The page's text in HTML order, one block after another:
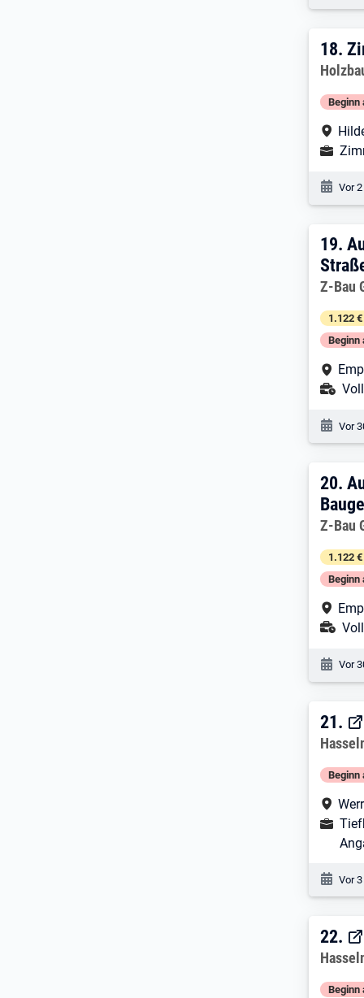
18.
18.
Beginn
Vor
19.
19.
Z-Bau
1.122
Beginn
Vor
20.
20.
Z-Bau
1.122
Beginn
Vor
21.
21.
Beginn
Vor
22.
22.
Beginn